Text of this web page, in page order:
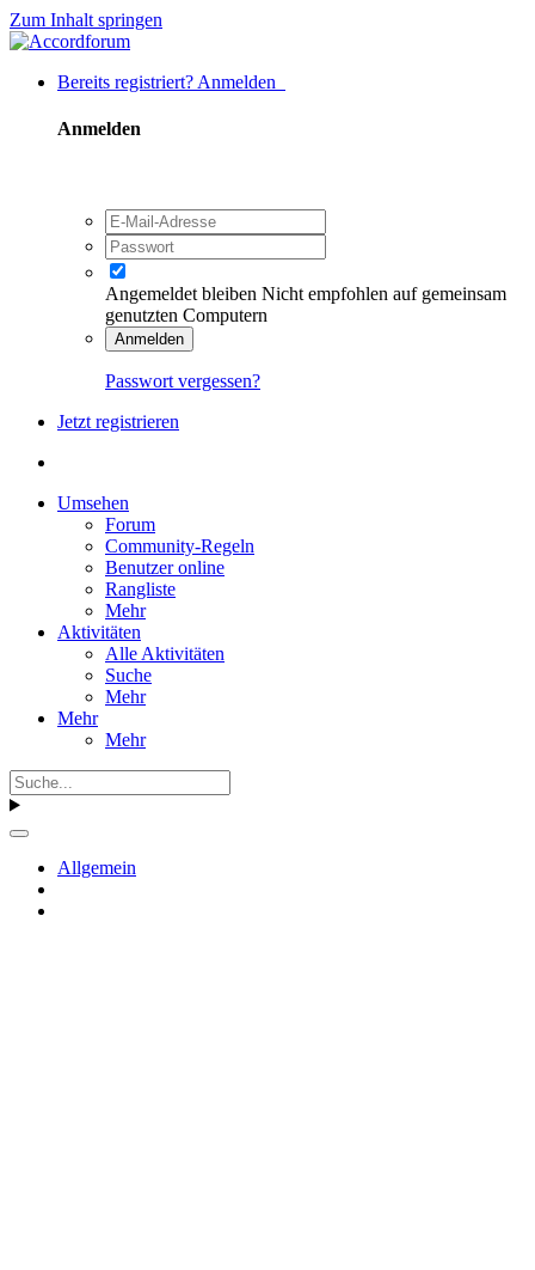
Zum Inhalt springen
Bereits registriert? Anmelden
Anmelden
Angemeldet bleiben Nicht empfohlen auf gemeinsam
genutzten Computern
Anmelden
Passwort vergessen?
Jetzt registrieren
Umsehen
Forum
Community-Regeln
Benutzer online
Rangliste
Mehr
Aktivitäten
Alle Aktivitäten
Suche
Mehr
Mehr
Mehr
Allgemein